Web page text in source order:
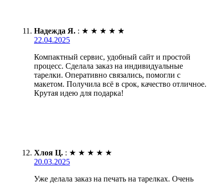
Надежда Я. : ★ ★ ★ ★ ★
22.04.2025
Компактный сервис, удобный сайт и простой
процесс. Сделала заказ на индивидуальные
тарелки. Оперативно связались, помогли с
макетом. Получила всё в срок, качество отличное.
Крутая идею для подарка!
Хлоя Ц. : ★ ★ ★ ★ ★
20.03.2025
Уже делала заказ на печать на тарелках. Очень